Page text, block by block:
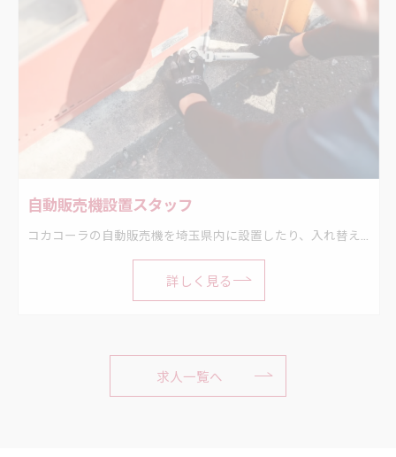
自動販売機設置スタッフ
詳しく見る
求人一覧へ